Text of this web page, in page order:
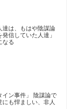
達は、もはや陰謀論
信していた人達」
なる
イン事件」 陰謀論で
も悍ましい、非人